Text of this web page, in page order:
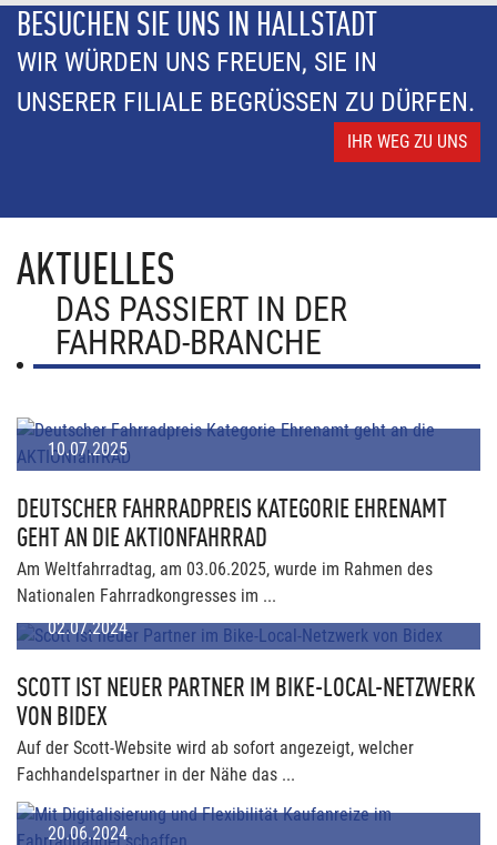
BESUCHEN SIE UNS IN HALLSTADT
WIR WÜRDEN UNS FREUEN, SIE IN
UNSERER FILIALE BEGRÜSSEN ZU DÜRFEN.
IHR WEG ZU UNS
AKTUELLES
DAS PASSIERT IN DER
FAHRRAD-BRANCHE
10.07.2025
DEUTSCHER FAHRRADPREIS KATEGORIE EHRENAMT
GEHT AN DIE AKTIONFAHRRAD
Am Weltfahrradtag, am 03.06.2025, wurde im Rahmen des
Nationalen Fahrradkongresses im ...
02.07.2024
SCOTT IST NEUER PARTNER IM BIKE-LOCAL-NETZWERK
VON BIDEX
Auf der Scott-Website wird ab sofort angezeigt, welcher
Fachhandelspartner in der Nähe das ...
20.06.2024